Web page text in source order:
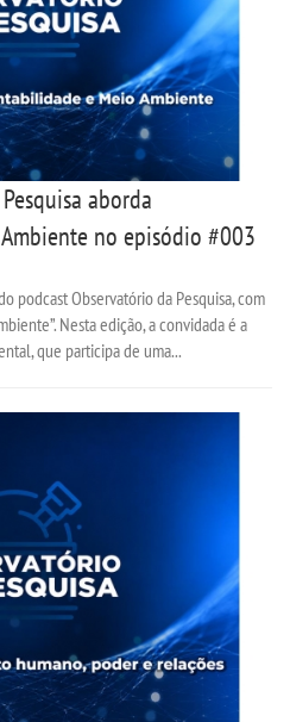
aborda
no episódio #003
podcast Observatório da Pesquisa, com
Nesta edição, a convidada é a
que participa de uma...